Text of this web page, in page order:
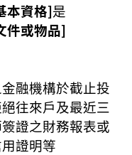
本資格]是
件或物品]
融機構於截止投
往來戶及最近三
證之財務報表或
證明等